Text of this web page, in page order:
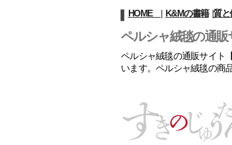
ペルシャ絨毯の通販
ペルシャ絨毯の通販サイト
います。ペルシャ絨毯の商
HOME | K&Mの書籍|質と